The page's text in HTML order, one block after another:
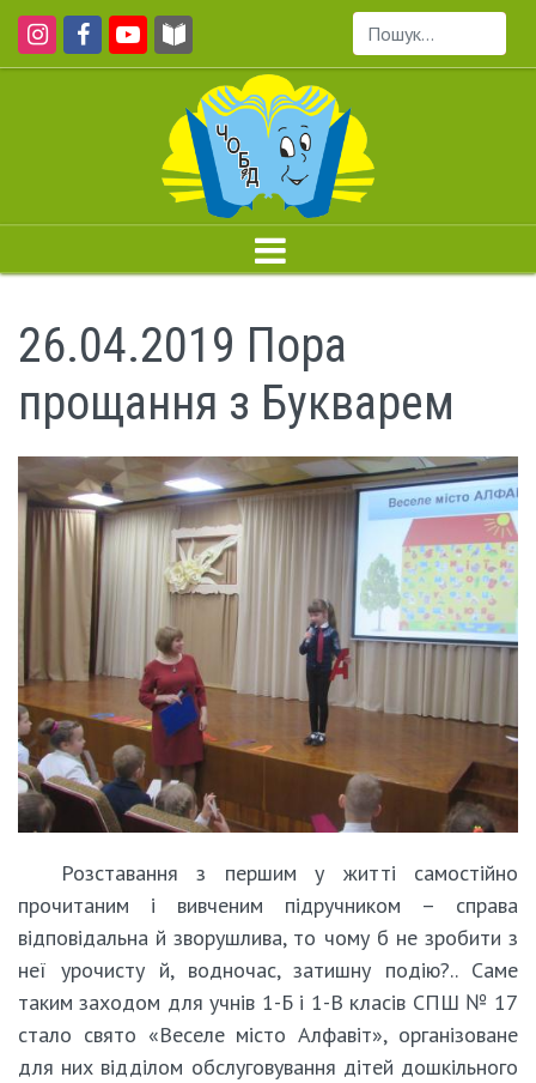
Пошук...
26.04.2019 Пора
прощання з Букварем
Розставання з першим у житті самостійно
прочитаним і вивченим підручником – справа
відповідальна й зворушлива, то чому б не зробити з
неї урочисту й, водночас, затишну подію?.. Саме
таким заходом для учнів 1-Б і 1-В класів СПШ № 17
стало свято «Веселе місто Алфавіт», організоване
для них відділом обслуговування дітей дошкільного